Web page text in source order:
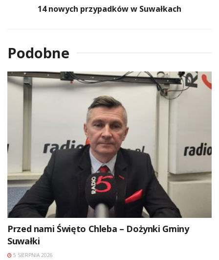
14 nowych przypadków w Suwałkach
Podobne
Przed nami Święto Chleba – Dożynki Gminy
Suwałki
5 SIERPNIA 2026